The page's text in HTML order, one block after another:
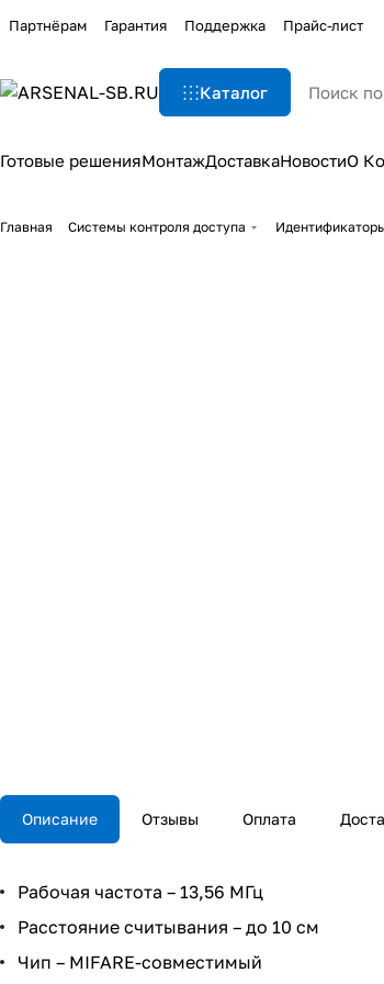
Партнёрам Гарантия Поддержка Прайс-лист
Каталог
Готовые решенияМонтажДоставкаНовостиО
Главная Системы контроля доступа
Описание Отзывы Оплата
Рабочая частота – 13,56 МГц
Расстояние считывания – до 10 см
Чип – MIFARE-совместимый